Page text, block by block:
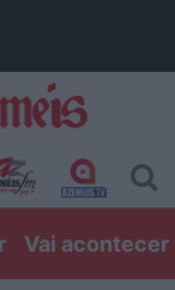
Vai acontecer